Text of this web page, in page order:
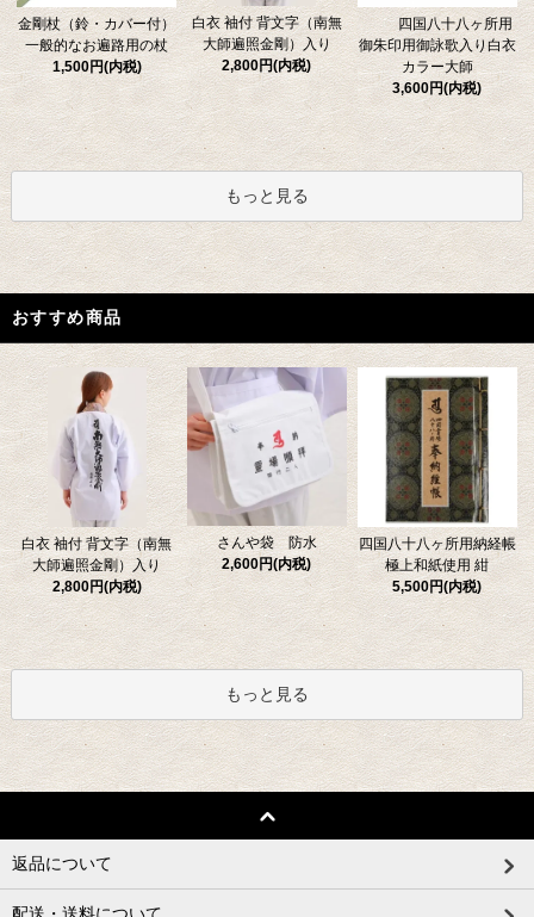
金剛杖（鈴・カバー付）
一般的なお遍路用の杖
1,500円(内税)
白衣 袖付 背文字（南無
大師遍照金剛）入り
2,800円(内税)
四国八十八ヶ所用
御朱印用御詠歌入り白衣
カラー大師
3,600円(内税)
もっと見る
おすすめ商品
白衣 袖付 背文字（南無
大師遍照金剛）入り
2,800円(内税)
さんや袋 防水
2,600円(内税)
四国八十八ヶ所用納経帳
極上和紙使用 紺
5,500円(内税)
もっと見る
返品について